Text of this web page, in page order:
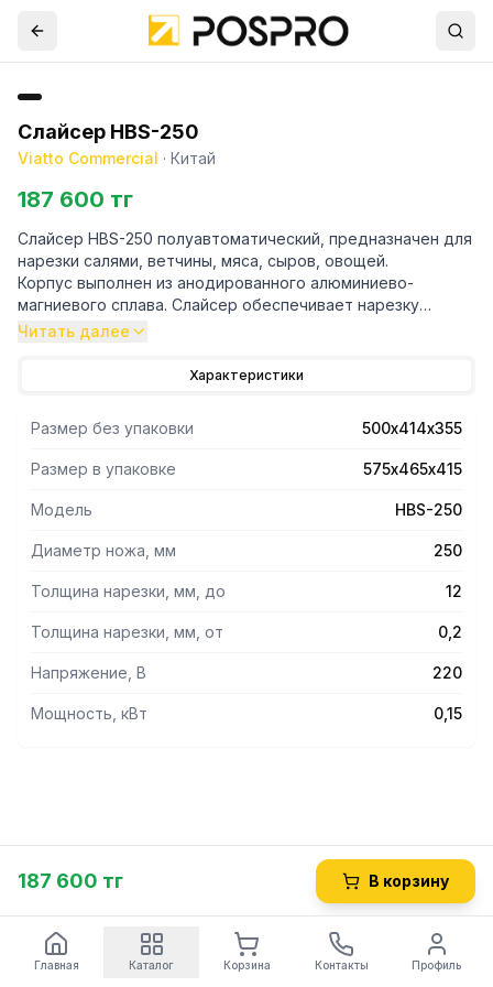
Слайсер HBS-250
Viatto Commercial · Китай
187 600 тг
Слайсер HBS-250 полуавтоматический, предназначен для
нарезки салями, ветчины, мяса, сыров, овощей.
Корпус выполнен из анодированного алюминиево-
магниевого сплава. Слайсер обеспечивает нарезку
строго заданной толщины. Толщина нарезки от 0,2 до
Затачивающее устройство прикреплено на каретку.
Читать далее
Характеристики
Размер без упаковки 500х414х355
Размер в упаковке 575х465х415
Модель HBS-250
Диаметр ножа, мм 250
Толщина нарезки, мм, до 12
Толщина нарезки, мм, от 0,2
Напряжение, В 220
Мощность, кВт 0,15
187 600 тг В корзину
Главная Каталог Корзина Контакты Профиль